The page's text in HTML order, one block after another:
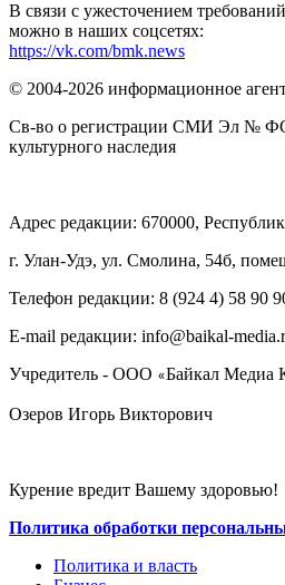
В связи с ужесточением
можно в наших соцсетях:
https://vk.com/bmk.news
© 2004-2026 информационное
Св-во о регистрации СМИ Эл № ФС
культурного наследия
Адрес редакции: 670000,
г. Улан-Удэ, ул. Смолина, 54б,
Телефон редакции: ‎‎8 (924 4) 58 90
E-mail редакции: info@baikal-
Учредитель - ООО «Байкал Медиа
Озеров Игорь Викторович
Курение вредит Вашему здоровью!
Политика обработки
Политика и власть